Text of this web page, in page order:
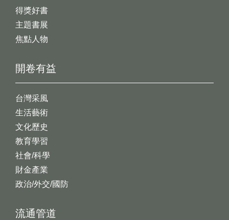
開卷有益
台灣采風
生活藝術
文化歷史
教育學習
社會/科學
財金產業
政治/外交/國防
得獎好書
主題書展
焦點人物
流通管道